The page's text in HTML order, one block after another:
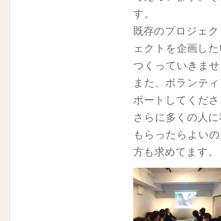
す。
既存のプロジェ
ェクトを企画し
つくっていきま
また、ボランテ
ポートしてくだ
さらに多くの人
もらったらよい
方も求めてます。